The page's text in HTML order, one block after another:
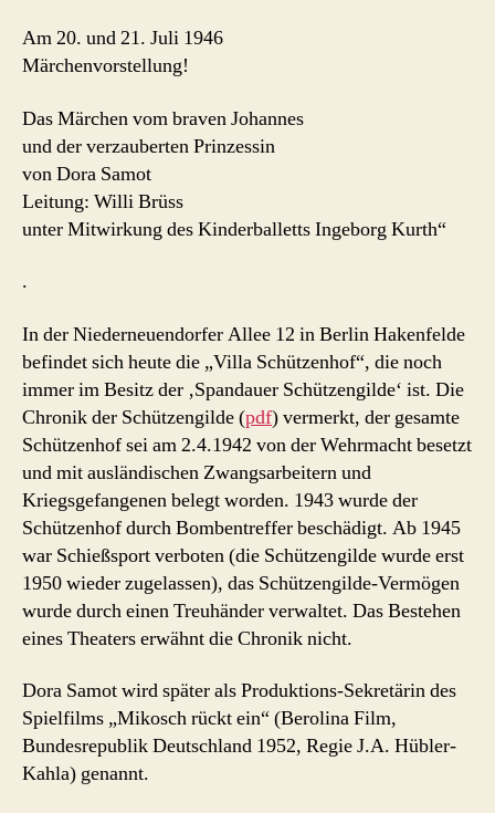
Am 20. und 21. Juli 1946
Märchenvorstellung!
Das Märchen vom braven Johannes
und der verzauberten Prinzessin
von Dora Samot
Leitung: Willi Brüss
unter Mitwirkung des Kinderballetts Ingeborg Kurth“
.
In der Niederneuendorfer Allee 12 in Berlin Hakenfelde
befindet sich heute die „Villa Schützenhof“, die noch
immer im Besitz der ‚Spandauer Schützengilde‘ ist. Die
Chronik der Schützengilde (pdf) vermerkt, der gesamte
Schützenhof sei am 2.4.1942 von der Wehrmacht besetzt
und mit ausländischen Zwangsarbeitern und
Kriegsgefangenen belegt worden. 1943 wurde der
Schützenhof durch Bombentreffer beschädigt. Ab 1945
war Schießsport verboten (die Schützengilde wurde erst
1950 wieder zugelassen), das Schützengilde-Vermögen
wurde durch einen Treuhänder verwaltet. Das Bestehen
eines Theaters erwähnt die Chronik nicht.
Dora Samot wird später als Produktions-Sekretärin des
Spielfilms „Mikosch rückt ein“ (Berolina Film,
Bundesrepublik Deutschland 1952, Regie J.A. Hübler-
Kahla) genannt.